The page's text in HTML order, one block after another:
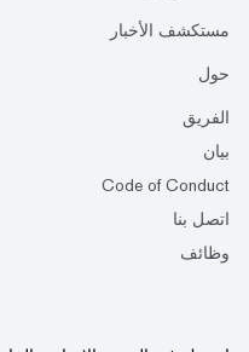
مستكشف الأخبار
حول
الفريق
بيان
Code of Conduct
اتصل بنا
وظائف